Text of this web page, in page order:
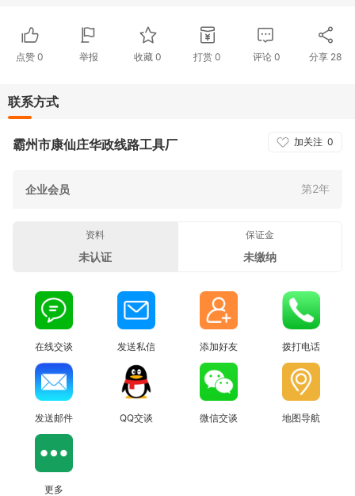
点赞 0 举报 收藏0 打赏 0 评论 0 分享 28
联系方式
加关注 0
霸州市康仙庄华政线路工具厂
企业会员 第2年
资料
未认证
保证金
未缴纳
在线交谈 发送私信 添加好友 拨打电话
发送邮件 QQ交谈 微信交谈 地图导航
更多